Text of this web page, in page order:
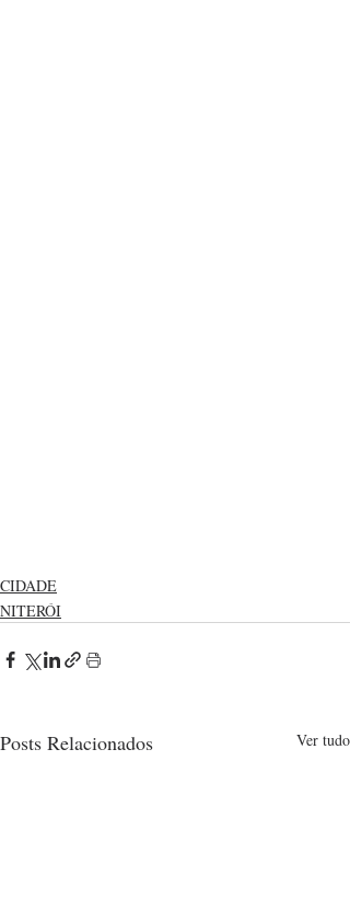
CIDADE
NITERÓI
Posts Relacionados Ver tudo